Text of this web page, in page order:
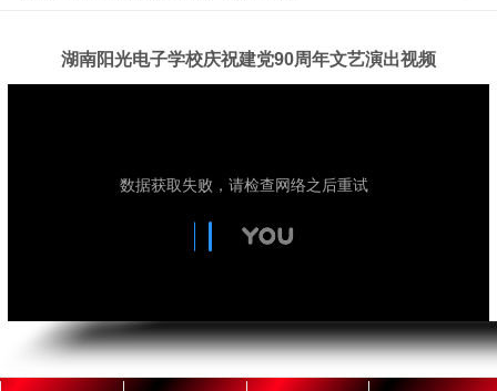
湖南阳光电子学校庆祝建党90周年文艺演出视频
银
南
酒
湖
光
立
于
年，
PLC
训,PLC
编
培
训